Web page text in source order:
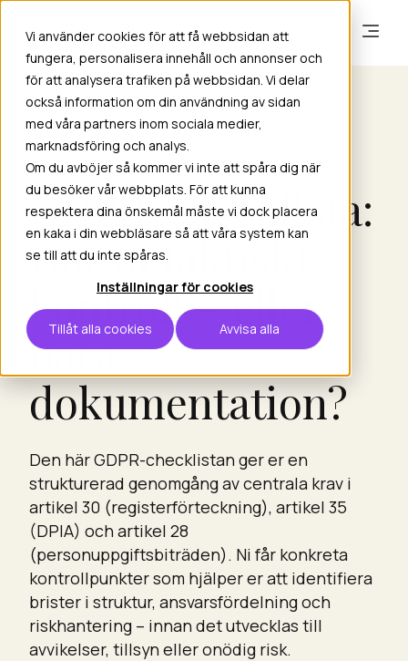
Vi använder cookies för att få webbsidan att
fungera, personalisera innehåll och annonser och
för att analysera trafiken på webbsidan. Vi delar
också information om din användning av sidan
med våra partners inom sociala medier,
marknadsföring och analys.
Om du avböjer så kommer vi inte att spåra dig när
du besöker vår webbplats. För att kunna
respektera dina önskemål måste vi dock placera
en kaka i din webbläsare så att våra system kan
se till att du inte spåras.
Inställningar för cookies
Tillåt alla cookies Avvisa alla
GUIDE
GDPR-checklista:
Har ni faktiskt
kontroll – eller
bara
dokumentation?
Den här GDPR-checklistan ger er en
strukturerad genomgång av centrala krav i
artikel 30 (registerförteckning), artikel 35
(DPIA) och artikel 28
(personuppgiftsbiträden). Ni får konkreta
kontrollpunkter som hjälper er att identifiera
brister i struktur, ansvarsfördelning och
riskhantering – innan det utvecklas till
avvikelser, tillsyn eller onödig risk.